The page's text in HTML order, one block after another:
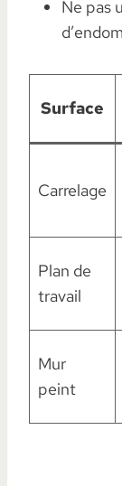
Ne pas
Surface
Carrelage
Plan de
travail
Mur
peint